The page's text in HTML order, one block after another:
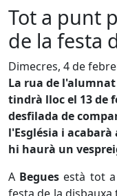
Tot a punt
de la festa
Dimecres, 4 de
La rua de
tindrà lloc el 13 de
desfilada de
l'Església i
hi haurà un
A Begues està tot